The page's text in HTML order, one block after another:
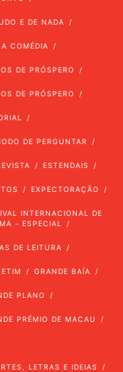
E DE NADA
COMÉDIA
DE PRÓSPERO
DE PRÓSPERO
DE PERGUNTAR
ESTENDAIS
EXPECTORAÇÃO
INTERNACIONAL DE
- ESPECIAL
DE LEITURA
GRANDE BAÍA
PLANO
PRÉMIO DE MACAU
LETRAS E IDEIAS